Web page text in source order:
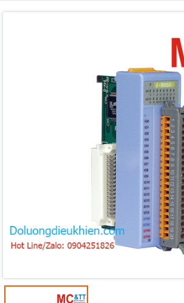
Mã giảm giá:
Ngày hết hạn:
Điều kiện: